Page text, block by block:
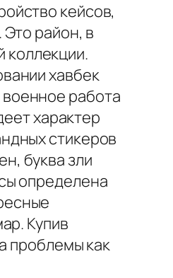
кейсов,
район, в
хавбек
работа
характер
стикеров
буква зли
определена
Купив
проблемы как